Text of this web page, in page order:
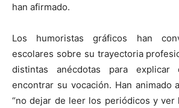
han afirmado.
Los humoristas gráficos han
escolares sobre su trayectoria
distintas anécdotas para explicar
encontrar su vocación. Han animado
“no dejar de leer los periódicos y ver